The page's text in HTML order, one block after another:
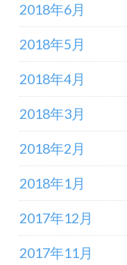
2018年6月
2018年5月
2018年4月
2018年3月
2018年2月
2018年1月
2017年12月
2017年11月